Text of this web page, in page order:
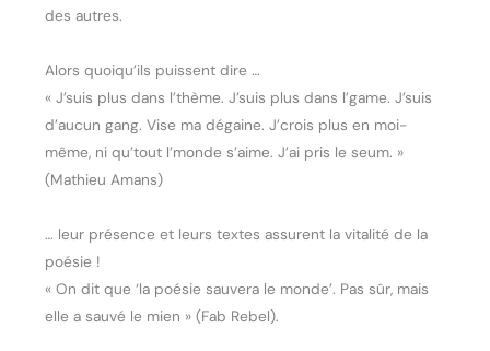
des autres.
Alors quoiqu’ils puissent dire …
« J’suis plus dans l’thème. J’suis plus dans l’game. J’suis
d’aucun gang. Vise ma dégaine. J’crois plus en moi-
même, ni qu’tout l’monde s’aime. J’ai pris le seum. »
(Mathieu Amans)
… leur présence et leurs textes assurent la vitalité de la
poésie !
« On dit que ‘la poésie sauvera le monde’. Pas sûr, mais
elle a sauvé le mien » (Fab Rebel).